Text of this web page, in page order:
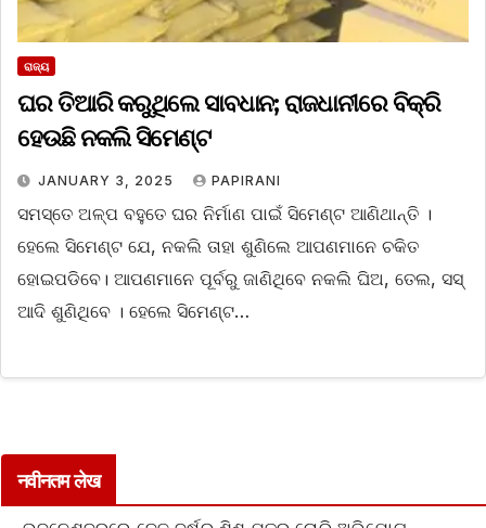
ରାଜ୍ୟ
ଘର ତିଆରି କରୁଥିଲେ ସାବଧାନ; ରାଜଧାନୀରେ ବିକ୍ରି
ହେଉଛି ନକଲି ସିମେଣ୍ଟ
JANUARY 3, 2025 PAPIRANI
ସମସ୍ତେ ଅଳ୍ପ ବହୁତେ ଘର ନିର୍ମାଣ ପାଇଁ ସିମେଣ୍ଟ ଆଣିଥାନ୍ତି ।
ହେଲେ ସିମେଣ୍ଟ ଯେ, ନକଲି ତାହା ଶୁଣିଲେ ଆପଣମାନେ ଚକିତ
ହୋଇପଡିବେ। ଆପଣମାନେ ପୂର୍ବରୁ ଜାଣିଥିବେ ନକଲି ଘିଅ, ତେଲ, ସସ୍
ଆଦି ଶୁଣିଥିବେ । ହେଲେ ସିମେଣ୍ଟ…
नवीनतम लेख